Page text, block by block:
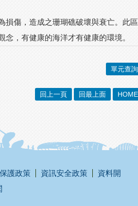
損傷，造成之珊瑚礁破壞與衰亡。此區
念，有健康的海洋才有健康的環境。
單元查詢
回上一頁 回最上面 HOME
護政策 資訊安全政策
資料開